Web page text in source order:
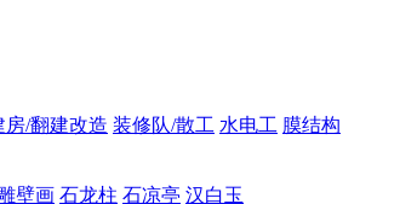
房/翻建改造 装修队/散工 水电工 膜结构
壁画 石龙柱 石凉亭 汉白玉